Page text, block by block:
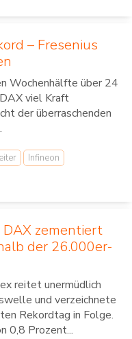
– Fresenius
Wochenhälfte über 24
viel Kraft
der überraschenden
Infineon
DAX zementiert
der 26.000er-
reitet unermüdlich
und verzeichnete
Rekordtag in Folge.
0,8 Prozent...